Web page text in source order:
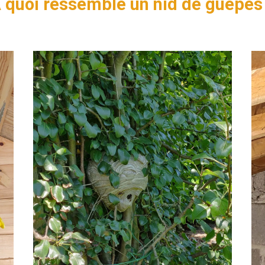
quoi ressemble un nid de guêpes